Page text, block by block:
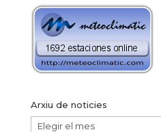
Arxiu de noticies
Arxiu